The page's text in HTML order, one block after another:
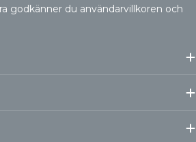
godkänner du användarvillkoren och